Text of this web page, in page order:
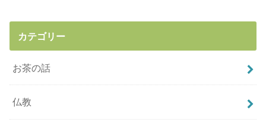
カテゴリー
お茶の話
仏教